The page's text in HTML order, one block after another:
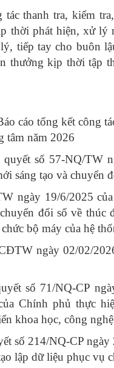
tác thanh tra, kiểm
thời phát hiện, xử lý
tiếp tay cho buôn
thưởng kịp thời tập
cáo tổng kết công
tâm năm 2026
số 57-NQ/TW
sáng tạo và chuyển
ngày 19/6/2025
đổi số về
bộ máy của hệ
ngày 02/02/
số 71/NQ-CP
Chính phủ thực
khoa học, công
số 214/NQ-CP
lập dữ liệu phục vụ